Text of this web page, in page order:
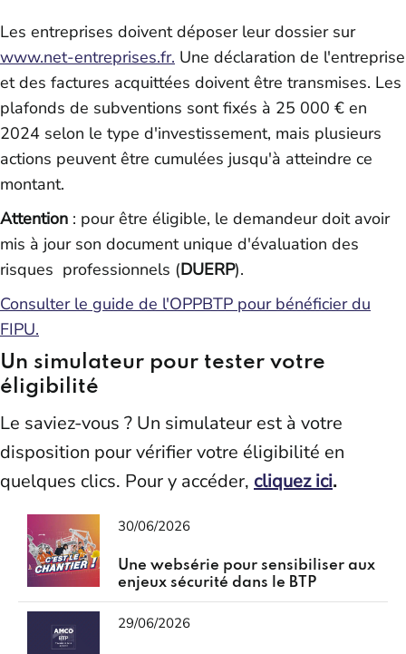
Les entreprises doivent déposer leur dossier sur
www.net-entreprises.fr. Une déclaration de l'entreprise
et des factures acquittées doivent être transmises. Les
plafonds de subventions sont fixés à 25 000 € en
2024 selon le type d'investissement, mais plusieurs
actions peuvent être cumulées jusqu'à atteindre ce
montant.
Attention : pour être éligible, le demandeur doit avoir
mis à jour son document unique d'évaluation des
risques professionnels (DUERP).
Consulter le guide de l'OPPBTP pour bénéficier du
FIPU.
Un simulateur pour tester votre
éligibilité
Le saviez-vous ? Un simulateur est à votre
disposition pour vérifier votre éligibilité en
quelques clics. Pour y accéder, cliquez ici.
30/06/2026
Une websérie pour sensibiliser aux
enjeux sécurité dans le BTP
29/06/2026